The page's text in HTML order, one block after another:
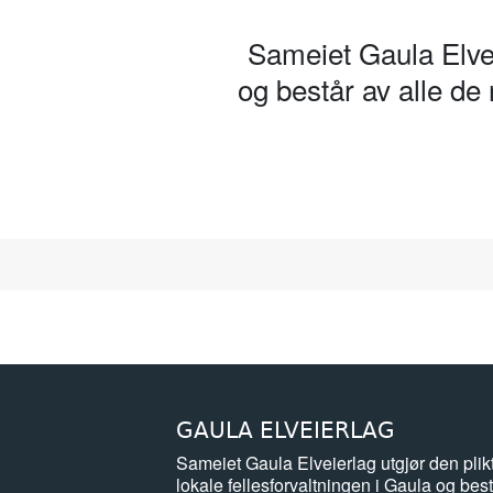
lakseførende strekning på 212
strekning på 95 km. Det fiskes
og har et stort nedbørsfelt, går
Sameiet Gaula
og består av alle
GAULA ELVEIERLAG
Sameiet Gaula Elveierlag utgjør den
lokale fellesforvaltningen i Gaula og